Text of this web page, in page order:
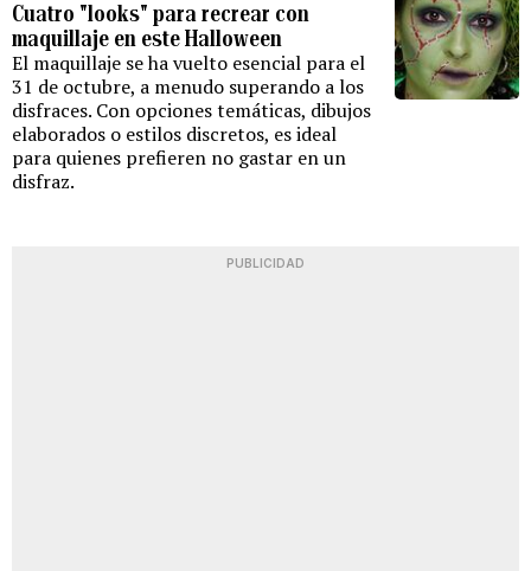
Cuatro "looks" para recrear con
maquillaje en este Halloween
El maquillaje se ha vuelto esencial para el
31 de octubre, a menudo superando a los
disfraces. Con opciones temáticas, dibujos
elaborados o estilos discretos, es ideal
para quienes prefieren no gastar en un
disfraz.
PUBLICIDAD